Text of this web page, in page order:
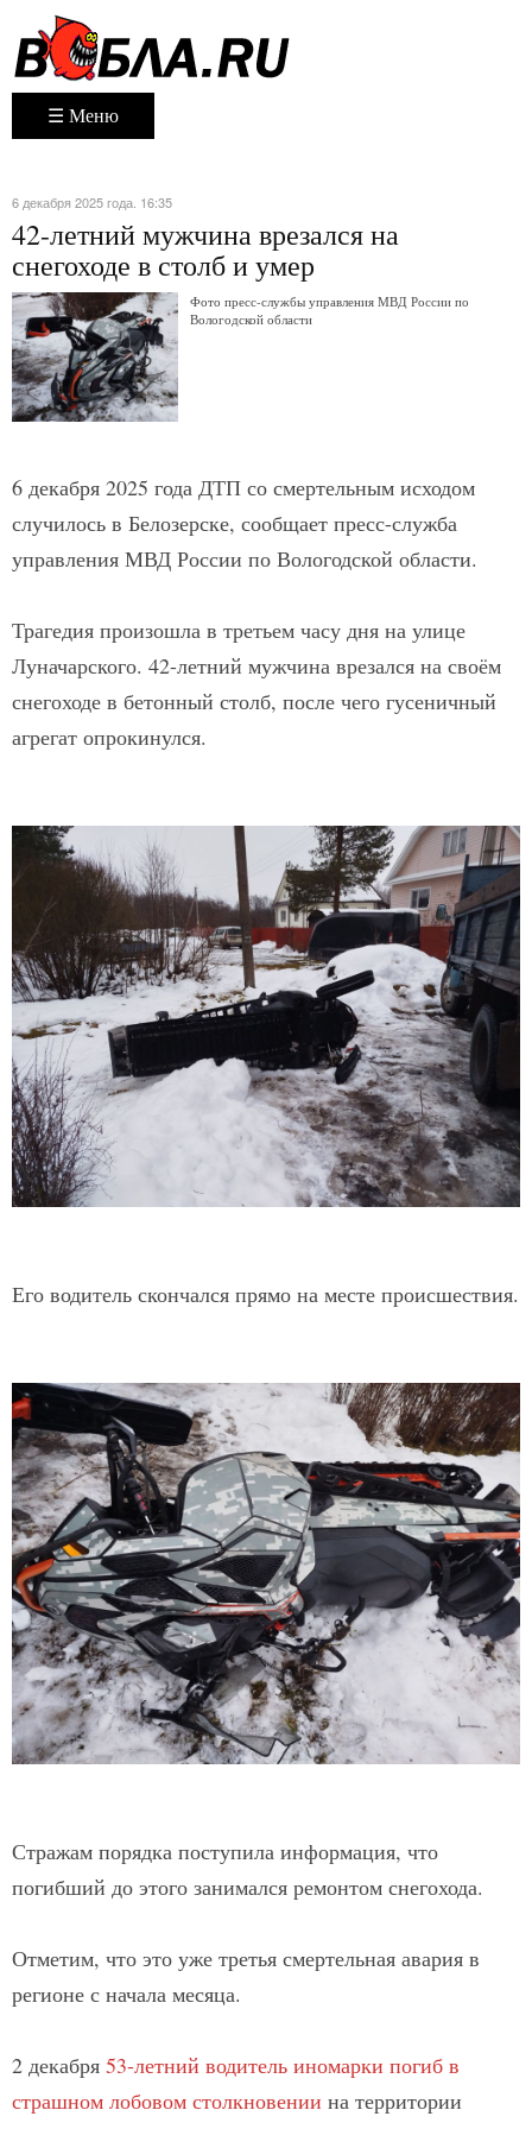
☰ Меню
6 декабря 2025 года. 16:35
42-летний мужчина врезался на
снегоходе в столб и умер
Фото пресс-службы управления МВД России по
Вологодской области
6 декабря 2025 года ДТП со смертельным исходом
случилось в Белозерске, сообщает пресс-служба
управления МВД России по Вологодской области.
Трагедия произошла в третьем часу дня на улице
Луначарского. 42-летний мужчина врезался на своём
снегоходе в бетонный столб, после чего гусеничный
агрегат опрокинулся.
Его водитель скончался прямо на месте происшествия.
Стражам порядка поступила информация, что
погибший до этого занимался ремонтом снегохода.
Отметим, что это уже третья смертельная авария в
регионе с начала месяца.
2 декабря 53-летний водитель иномарки погиб в
страшном лобовом столкновении на территории